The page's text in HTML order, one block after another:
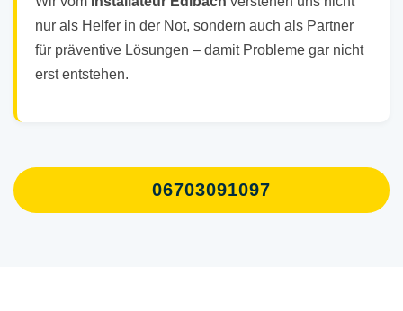
nur als Helfer in der Not, sondern auch als Partner
für präventive Lösungen – damit Probleme gar nicht
erst entstehen.
06703091097